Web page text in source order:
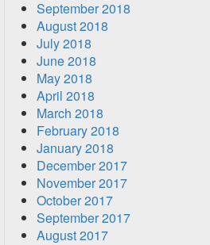
September 2018
August 2018
July 2018
June 2018
May 2018
April 2018
March 2018
February 2018
January 2018
December 2017
November 2017
October 2017
September 2017
August 2017